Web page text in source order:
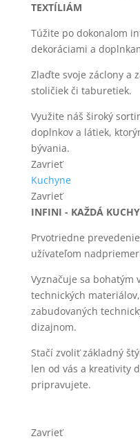
TEXTÍLIÁM
Túžite po dokonalom
dekoráciami a
Zlaďte svoje záclony a
stoličiek či taburetiek.
Využite náš široký
doplnkov a látiek,
bývania.
Zavrieť
Kuchyne
Zavrieť
INFINI - KAŽDÁ
Prvotriedne
užívateľom
Vyznačuje sa
technických
zabudovaných
dizajnom.
Stačí zvoliť základný
len od vás a kreativity
pripravujete.
Zavrieť